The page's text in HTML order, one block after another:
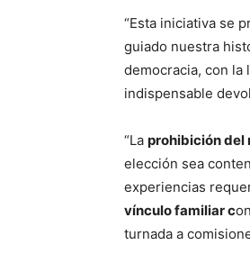
“Esta iniciativa se
guiado nuestra
democracia, con la
indispensable
“La prohibición del
elección sea
experiencias
vínculo familiar c
turnada a